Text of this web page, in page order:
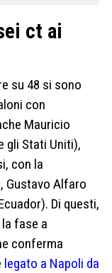
ct ai
su 48 si sono
con
Mauricio
gli Stati Uniti),
con la
Gustavo Alfaro
Di questi,
fase a
conferma
legato a Napoli da